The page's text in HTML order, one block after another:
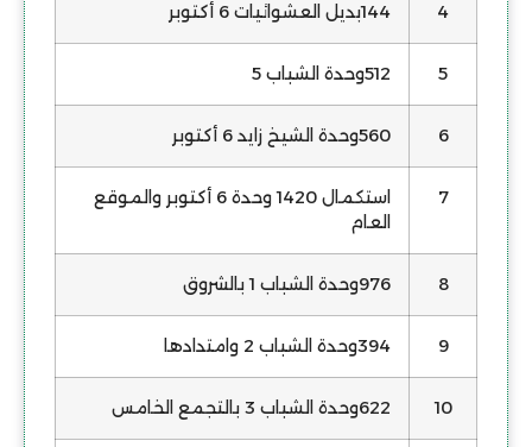
4 144بديل العشوائيات 6 أكتوبر
5 512وحدة الشباب 5
6 560وحدة الشيخ زايد 6 أكتوبر
7
استكمال 1420 وحدة 6 أكتوبر والموقع
العام
8 976وحدة الشباب 1 بالشروق
9 394وحدة الشباب 2 وامتدادها
10 622وحدة الشباب 3 بالتجمع الخامس